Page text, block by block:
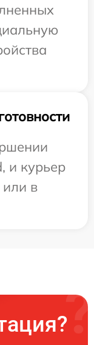
и курьер
в